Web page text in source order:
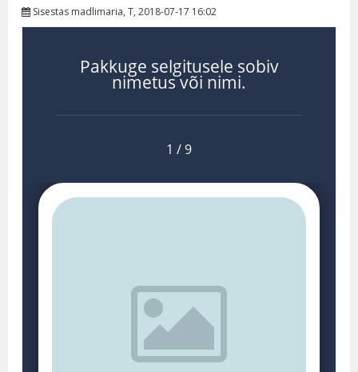
Sisestas madlimaria, T, 2018-07-17 16:02